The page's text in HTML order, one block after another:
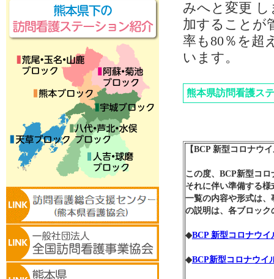
みへと変更
加することが
率も80％を超
います。
熊本県訪問看護ス
【BCP 新型コロナウ
この度、BCP新型コ
それに伴い準備する
一覧の内容や形式は
の説明は、各ブロッ
◆BCP 新型コロナウ
◆BCP新型コロナウイ